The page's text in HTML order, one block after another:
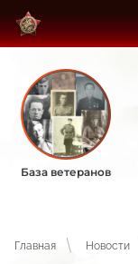
База ветеранов
Главная Новости